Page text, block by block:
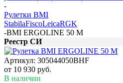
-
Рулетки BMI
StabilaFiscoLeicaRGK
-BMI ERGOLINE 50 M
Реестр СИ
Артикул: 305044050BHF
от 10 930 руб.
В наличии